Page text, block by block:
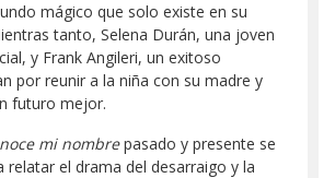
mágico que solo existe en su
tanto, Selena Durán, una joven
y Frank Angileri, un exitoso
por reunir a la niña con su madre y
futuro mejor.
mi nombrepasado y presente se
relatar el drama del desarraigo y la